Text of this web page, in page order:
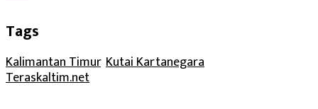
Tags
Kalimantan Timur, Kutai Kartanegara
Teraskaltim.net